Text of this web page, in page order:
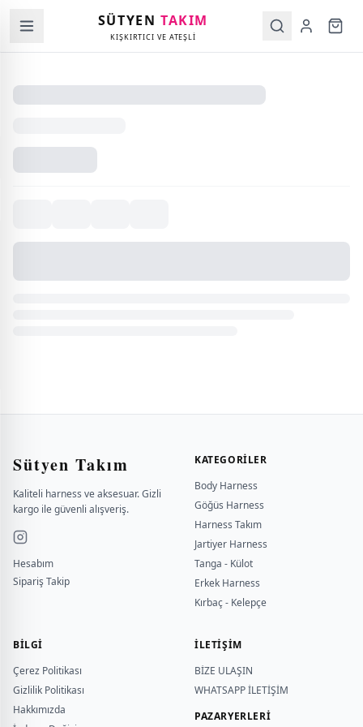
SÜTYENTAKIM
KIŞKIRTICI VE ATEŞLİ
Sütyen Takım
Kaliteli harness ve aksesuar. Gizli
kargo ile güvenli alışveriş.
Hesabım
Sipariş Takip
KATEGORILER
Body Harness
Göğüs Harness
Harness Takım
Jartiyer Harness
Tanga - Külot
Erkek Harness
Kırbaç - Kelepçe
BILGI
Çerez Politikası
Gizlilik Politikası
Hakkımızda
İLETİŞİM
BİZE ULAŞIN
WHATSAPP İLETİŞİM
PAZARYERLERİ